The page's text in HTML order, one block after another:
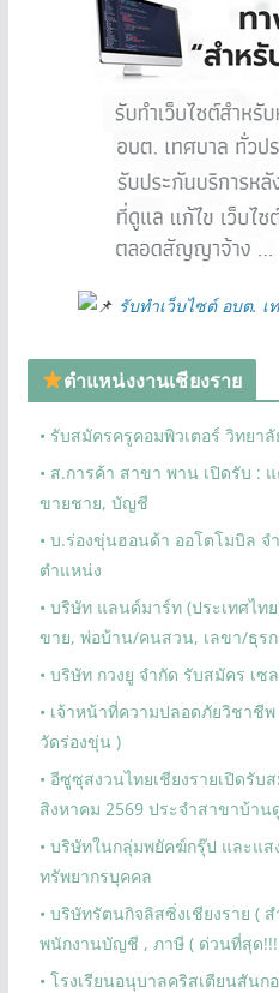
รับทำเว็บไซต์ อบต.
ตำแหน่งงานเชียงราย
• รับสมัครครูคอมพิวเตอร์ วิทยาลั
• ส.การค้า สาขา พาน เปิดรับ :
ขายชาย, บัญชี
• บ.ร่องขุ่นฮอนด้า ออโตโมบิล จ
ตำแหน่ง
• บริษัท แลนด์มาร์ท (ประเทศไท
ขาย, พ่อบ้าน/คนสวน, เลขา/ธุร
• บริษัท กวงยู จำกัด รับสมัคร เซ
• เจ้าหน้าที่ความปลอดภัยวิชาชี
วัดร่องขุ่น )
• อีซูซุสงวนไทยเชียงรายเปิดรับ
สิงหาคม 2569 ประจำสาขาบ้า
• บริษัทในกลุ่มพยัคฆ์กรุ๊ป และแส
ทรัพยากรบุคคล
• บริษัทรัตนกิจลิสซิ่งเชียงราย (
พนักงานบัญชี , ภาษี ( ด่วนที่สุด
• โรงเรียนอนุบาลคริสเตียนสัน